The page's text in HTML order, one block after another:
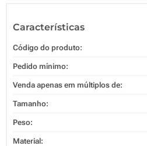
Características
Código do produto:
Pedido mínimo:
Venda apenas em múltiplos de:
Tamanho:
Peso:
Material: